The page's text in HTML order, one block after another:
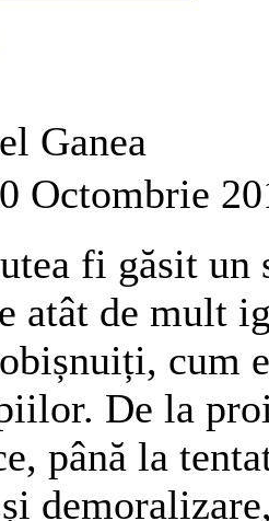
Ganea
Octombrie
fi găsit un
atât de mult
cum
De la
până la